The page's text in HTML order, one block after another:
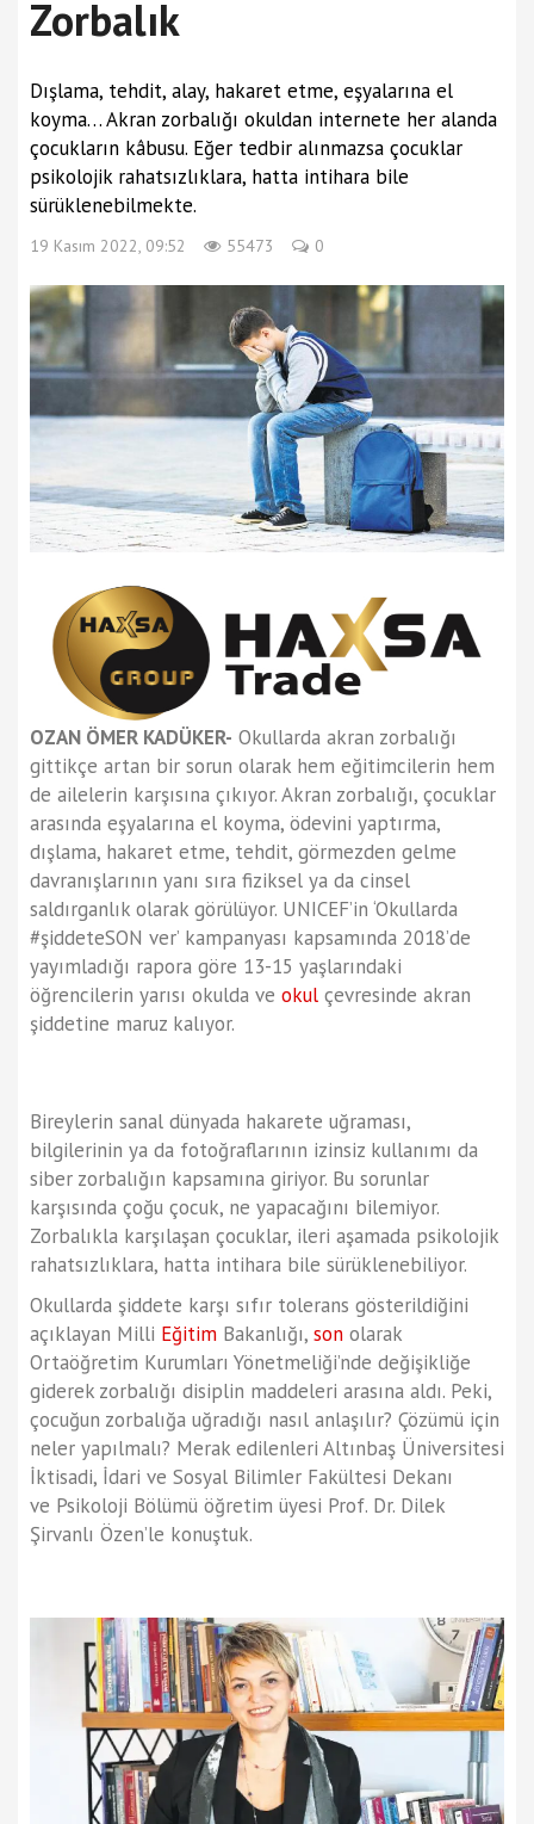
Zorbalık
Dışlama, tehdit, alay, hakaret etme, eşyalarına el
koyma… Akran zorbalığı okuldan internete her alanda
çocukların kâbusu. Eğer tedbir alınmazsa çocuklar
psikolojik rahatsızlıklara, hatta intihara bile
sürüklenebilmekte.
19 Kasım 2022, 09:52 55473 0
OZAN ÖMER KADÜKER- Okullarda akran zorbalığı
gittikçe artan bir sorun olarak hem eğitimcilerin hem
de ailelerin karşısına çıkıyor. Akran zorbalığı, çocuklar
arasında eşyalarına el koyma, ödevini yaptırma,
dışlama, hakaret etme, tehdit, görmezden gelme
davranışlarının yanı sıra fiziksel ya da cinsel
saldırganlık olarak görülüyor. UNICEF’in ‘Okullarda
#şiddeteSON ver’ kampanyası kapsamında 2018’de
yayımladığı rapora göre 13-15 yaşlarındaki
öğrencilerin yarısı okulda ve okul çevresinde akran
şiddetine maruz kalıyor.
Bireylerin sanal dünyada hakarete uğraması,
bilgilerinin ya da fotoğraflarının izinsiz kullanımı da
siber zorbalığın kapsamına giriyor. Bu sorunlar
karşısında çoğu çocuk, ne yapacağını bilemiyor.
Zorbalıkla karşılaşan çocuklar, ileri aşamada psikolojik
rahatsızlıklara, hatta intihara bile sürüklenebiliyor.
Okullarda şiddete karşı sıfır tolerans gösterildiğini
açıklayan Milli Eğitim Bakanlığı, son olarak
Ortaöğretim Kurumları Yönetmeliği’nde değişikliğe
giderek zorbalığı disiplin maddeleri arasına aldı. Peki,
çocuğun zorbalığa uğradığı nasıl anlaşılır? Çözümü için
neler yapılmalı? Merak edilenleri Altınbaş Üniversitesi
İktisadi, İdari ve Sosyal Bilimler Fakültesi Dekanı
ve Psikoloji Bölümü öğretim üyesi Prof. Dr. Dilek
Şirvanlı Özen’le konuştuk.